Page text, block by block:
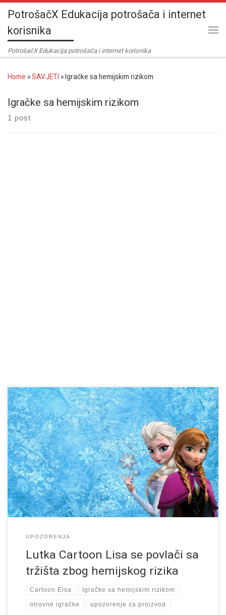
Skip to content
PotrošačX Edukacija potrošača i internet
korisnika
PotrošačX Edukacija potrošača i internet korisnika
Home »SAVJETI » Igračke sa hemijskim rizikom
Igračke sa hemijskim rizikom
1 post
Agencija za nadzor nad tržištem Bosne i Hercegovine samo par
dana nakon izdavanja upozorenja za proizvod My Litle Pony zbog
hemijske neispravnosti danas je izdala novo upozorenje za
popularnu lutkicu “Cartoon Elisa”, koja je inače lik iz jednog od […]
UPOZORENJA
Lutka Cartoon Lisa se povlači sa
tržišta zbog hemijskog rizika
Cartoon Elsa Igračke sa hemijskim rizikom
otrovne igračke upozorenje za proizvod